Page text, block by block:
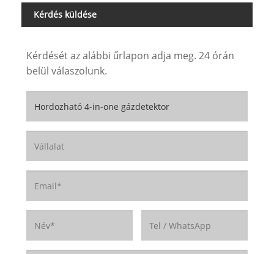
Kérdés küldése
Kérdését az alábbi űrlapon adja meg. 24 órán
belül válaszolunk.